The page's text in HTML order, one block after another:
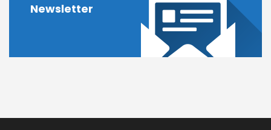
Newsletter